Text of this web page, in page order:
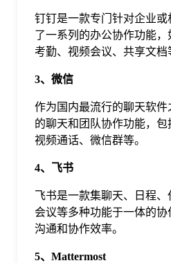
钉钉是一款专门针对企业
了一系列的办公协作功能，
考勤、视频会议、共享文档
3、微信
作为国内最流行的聊天软
的聊天和团队协作功能，
视频通话、微信群等。
4、飞书
飞书是一款集聊天、日程、
会议等多种功能于一体的
沟通和协作效率。
5、Mattermost